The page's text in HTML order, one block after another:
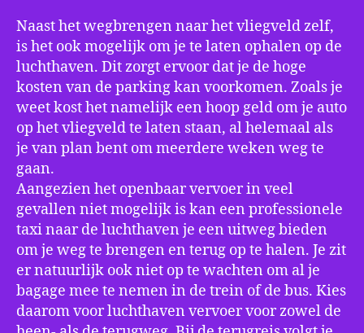
Naast het wegbrengen naar het vliegveld zelf,
is het ook mogelijk om je te laten ophalen op de
luchthaven. Dit zorgt ervoor dat je de hoge
kosten van de parking kan voorkomen. Zoals je
weet kost het namelijk een hoop geld om je auto
op het vliegveld te laten staan, al helemaal als
je van plan bent om meerdere weken weg te
gaan.
Aangezien het openbaar vervoer in veel
gevallen niet mogelijk is kan een professionele
taxi naar de luchthaven je een uitweg bieden
om je weg te brengen en terug op te halen. Je zit
er natuurlijk ook niet op te wachten om al je
bagage mee te nemen in de trein of de bus. Kies
daarom voor luchthaven vervoer voor zowel de